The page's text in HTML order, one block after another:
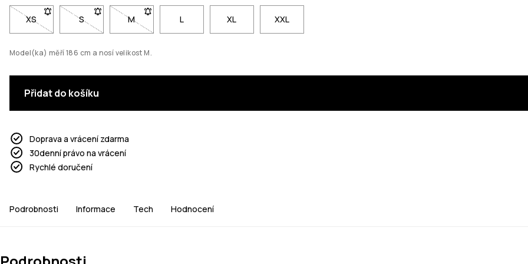
XS- Velikost XS není dostupná. Klikni pro upozornění, až bude skladem
S- Velikost S není dostupná. Klikni pro upozornění, až bude skladem
M- Velikost M není dostupná. Klikni pro upozornění, až bude skladem
L XL XXL
Model(ka) měří 186 cm a nosí velikost M.
Přidat do košíku
Doprava a vrácení zdarma
30denní právo na vrácení
Rychlé doručení
Podrobnosti Informace Tech Hodnocení